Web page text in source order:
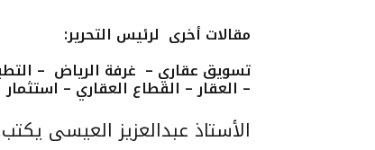
مقالات أخرى لرئيس التحرير:
تسويق عقاري – غرفة الرياض –
– العقار – القطاع العقاري – استثمار
الأستاذ عبدالعزيز العيسى